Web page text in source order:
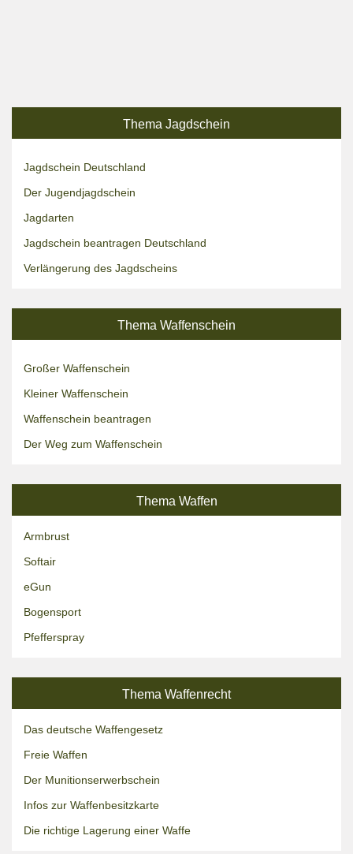
Thema Jagdschein
Jagdschein Deutschland
Der Jugendjagdschein
Jagdarten
Jagdschein beantragen Deutschland
Verlängerung des Jagdscheins
Thema Waffenschein
Großer Waffenschein
Kleiner Waffenschein
Waffenschein beantragen
Der Weg zum Waffenschein
Thema Waffen
Armbrust
Softair
eGun
Bogensport
Pfefferspray
Thema Waffenrecht
Das deutsche Waffengesetz
Freie Waffen
Der Munitionserwerbschein
Infos zur Waffenbesitzkarte
Die richtige Lagerung einer Waffe